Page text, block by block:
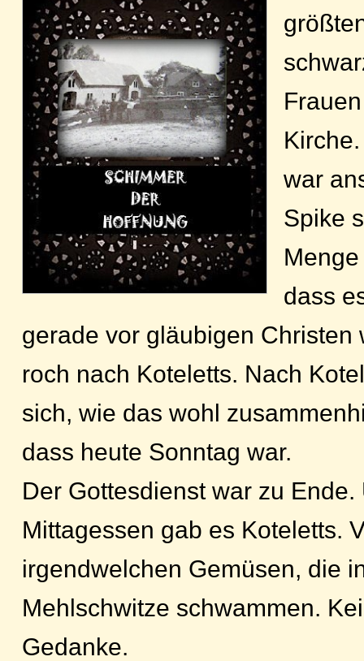
war
Spike
dass
gerade vor gläubigen Christen
roch nach Koteletts. Nach
sich, wie das wohl
dass heute Sonntag war.
Der Gottesdienst war zu Ende.
Mittagessen gab es Koteletts.
irgendwelchen Gemüsen, die
Mehlschwitze schwammen.
Gedanke.